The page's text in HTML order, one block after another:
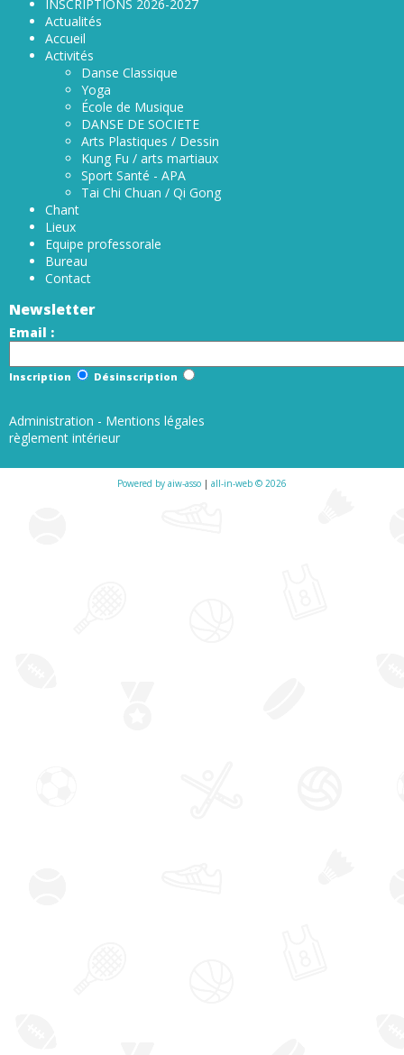
INSCRIPTIONS 2026-2027
Actualités
Accueil
Activités
Danse Classique
Yoga
École de Musique
DANSE DE SOCIETE
Arts Plastiques / Dessin
Kung Fu / arts martiaux
Sport Santé - APA
Tai Chi Chuan / Qi Gong
Chant
Lieux
Equipe professorale
Bureau
Contact
Newsletter
Email :
Inscription Désinscription
Administration - Mentions légales
règlement intérieur
Powered by aiw-asso | all-in-web © 2026